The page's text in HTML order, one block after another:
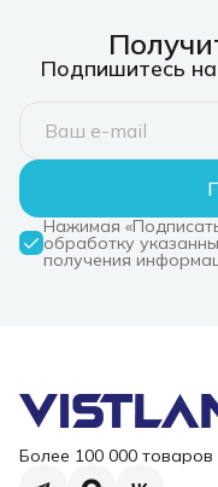
Подпишитесь
Нажимая
обработку
получения
Более 100 000